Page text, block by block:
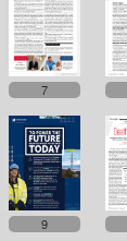
7
9